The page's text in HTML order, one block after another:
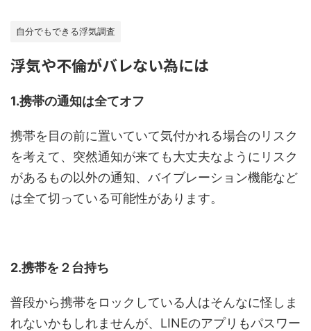
自分でもできる浮気調査
浮気や不倫がバレない為には
1.携帯の通知は全てオフ
携帯を目の前に置いていて気付かれる場合のリスク
を考えて、突然通知が来ても大丈夫なようにリスク
があるもの以外の通知、バイブレーション機能など
は全て切っている可能性があります。
2.携帯を２台持ち
普段から携帯をロックしている人はそんなに怪しま
れないかもしれませんが、LINEのアプリもパスワー